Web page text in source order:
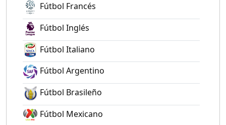
Fútbol Francés
Fútbol Inglés
Fútbol Italiano
Fútbol Argentino
Fútbol Brasileño
Fútbol Mexicano